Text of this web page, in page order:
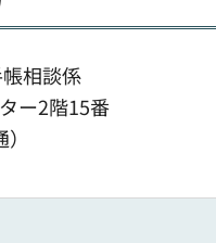
相談係
ー2階15番